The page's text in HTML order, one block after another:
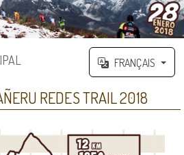
FRANÇAIS
REDES TRAIL 2018